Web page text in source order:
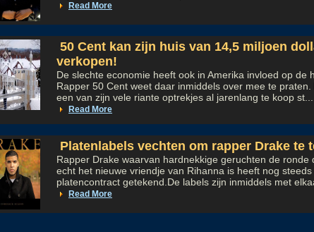
Read More
50 Cent kan zijn huis van 14,5 miljoen
verkopen!
De slechte economie heeft ook in Amerika invloed op de
Rapper 50 Cent weet daar inmiddels over mee te
een van zijn vele riante optrekjes al jarenlang te koop st...
Read More
Platenlabels vechten om rapper Drake te
Rapper Drake waarvan hardnekkige geruchten de ronde
echt het nieuwe vriendje van Rihanna is heeft nog steeds
platencontract getekend.De labels zijn inmiddels met
Read More